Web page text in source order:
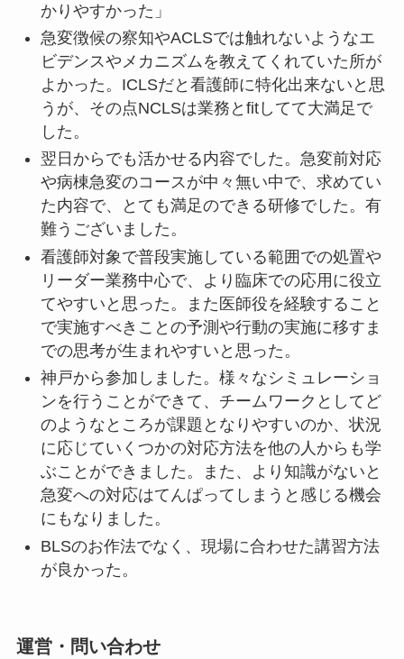
かりやすかった」
急変徴候の察知やACLSでは触れないようなエ
ビデンスやメカニズムを教えてくれていた所が
よかった。ICLSだと看護師に特化出来ないと思
うが、その点NCLSは業務とfitしてて大満足で
した。
翌日からでも活かせる内容でした。急変前対応
や病棟急変のコースが中々無い中で、求めてい
た内容で、とても満足のできる研修でした。有
難うございました。
看護師対象で普段実施している範囲での処置や
リーダー業務中心で、より臨床での応用に役立
てやすいと思った。また医師役を経験すること
で実施すべきことの予測や行動の実施に移すま
での思考が生まれやすいと思った。
神戸から参加しました。様々なシミュレーショ
ンを行うことができて、チームワークとしてど
のようなところが課題となりやすいのか、状況
に応じていくつかの対応方法を他の人からも学
ぶことができました。また、より知識がないと
急変への対応はてんぱってしまうと感じる機会
にもなりました。
BLSのお作法でなく、現場に合わせた講習方法
が良かった。
運営・問い合わせ